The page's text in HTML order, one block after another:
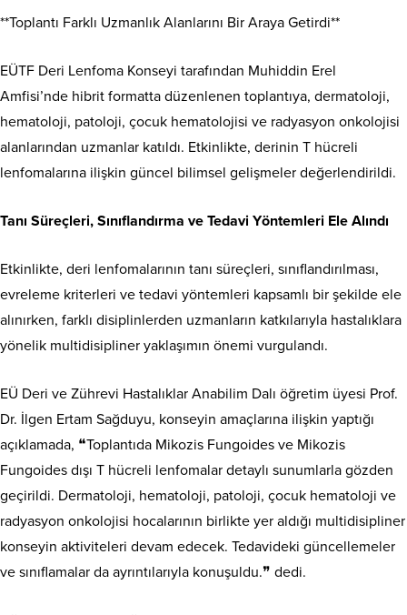
**Toplantı Farklı Uzmanlık Alanlarını Bir Araya Getirdi**
EÜTF Deri Lenfoma Konseyi tarafından Muhiddin Erel
Amfisi’nde hibrit formatta düzenlenen toplantıya, dermatoloji,
hematoloji, patoloji, çocuk hematolojisi ve radyasyon onkolojisi
alanlarından uzmanlar katıldı. Etkinlikte, derinin T hücreli
lenfomalarına ilişkin güncel bilimsel gelişmeler değerlendirildi.
Tanı Süreçleri, Sınıflandırma ve Tedavi Yöntemleri Ele Alındı
Etkinlikte, deri lenfomalarının tanı süreçleri, sınıflandırılması,
evreleme kriterleri ve tedavi yöntemleri kapsamlı bir şekilde ele
alınırken, farklı disiplinlerden uzmanların katkılarıyla hastalıklara
yönelik multidisipliner yaklaşımın önemi vurgulandı.
EÜ Deri ve Zührevi Hastalıklar Anabilim Dalı öğretim üyesi Prof.
Dr. İlgen Ertam Sağduyu, konseyin amaçlarına ilişkin yaptığı
açıklamada, ❝Toplantıda Mikozis Fungoides ve Mikozis
Fungoides dışı T hücreli lenfomalar detaylı sunumlarla gözden
geçirildi. Dermatoloji, hematoloji, patoloji, çocuk hematoloji ve
radyasyon onkolojisi hocalarının birlikte yer aldığı multidisipliner
konseyin aktiviteleri devam edecek. Tedavideki güncellemeler
ve sınıflamalar da ayrıntılarıyla konuşuldu.❞ dedi.